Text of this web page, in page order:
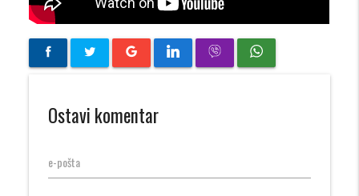
Ostavi komentar
e-pošta